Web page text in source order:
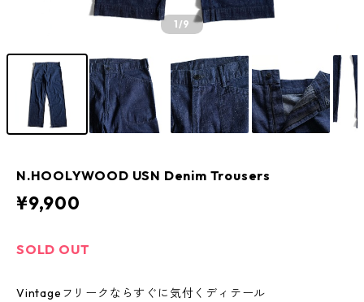
1/9
N.HOOLYWOOD USN Denim Trousers
¥9,900
SOLD OUT
Vintageフリークならすぐに気付くディテール